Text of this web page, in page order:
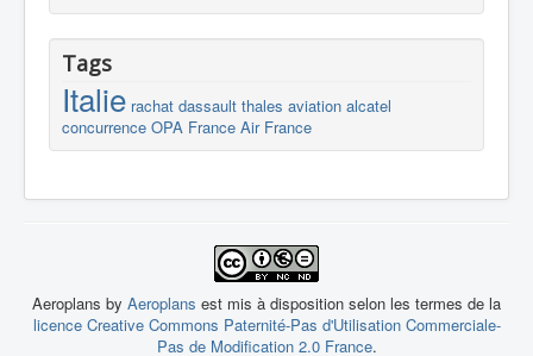
Tags
Italie rachat dassault thales aviation alcatel
concurrence OPA France Air France
Aeroplans by Aeroplans est mis à disposition selon les termes de la
licence Creative Commons Paternité-Pas d'Utilisation Commerciale-
Pas de Modification 2.0 France.